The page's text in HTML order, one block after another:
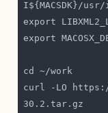
curl -LO